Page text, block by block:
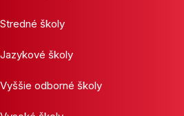
Stredné školy
Jazykové školy
Vyššie odborné školy